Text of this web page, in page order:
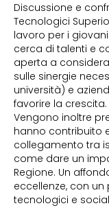
Discussione e
Tecnologici
lavoro per i
cerca di talenti e
aperta a
sulle sinergie
università) e
favorire la crescita.
Vengono inoltre
hanno contribuito
collegamento tra
come dare un
Regione. Un
eccellenze, con
tecnologici e